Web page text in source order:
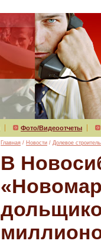
Фото/Видеоотчеты
Главная / Новости / Долевое
В